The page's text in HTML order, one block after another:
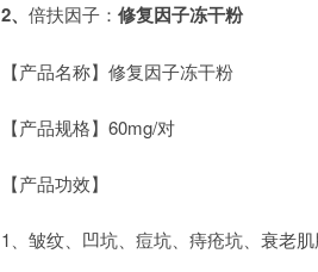
2、 倍扶因子： 修复因子冻干粉
【产品名称】修复因子冻干粉
【产品规格】60mg/对
【产品功效】
1、皱纹、凹坑、痘坑、痔疮坑、衰老